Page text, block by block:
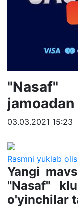
"Nasaf"
03.03.2021 15:23
Rasmni yuklab
Yangi
"Nasaf"
o'yinchilar